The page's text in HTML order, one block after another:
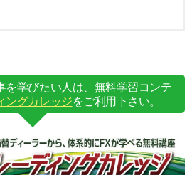
を学びたい人は、無料学習コンテ
ングカレッジをご利用下さい。